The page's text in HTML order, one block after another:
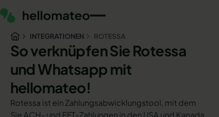
INTEGRATIONEN ROTESSA
So verknüpfen Sie Rotessa
und Whatsapp mit
hellomateo!
Rotessa ist ein Zahlungsabwicklungstool, mit dem
Sie ACH- und EFT-Zahlungen in den USA und Kanada